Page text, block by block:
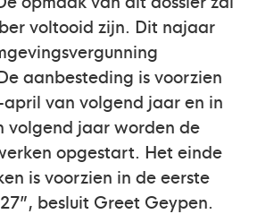
voltooid zijn. Dit najaar
aanbesteding is voorzien
van volgend jaar en in
volgend jaar worden de
opgestart. Het einde
is voorzien in de eerste
besluit Greet Geypen.